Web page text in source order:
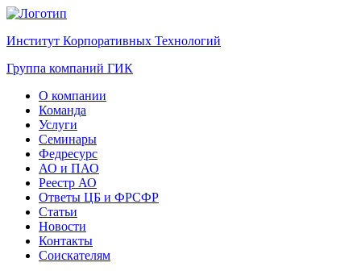
Институт Корпоративных Технологий
Группа компаний ГИК
О компании
Команда
Услуги
Семинары
Федресурс
АО и ПАО
Реестр АО
Ответы ЦБ и ФРСФР
Статьи
Новости
Контакты
Соискателям